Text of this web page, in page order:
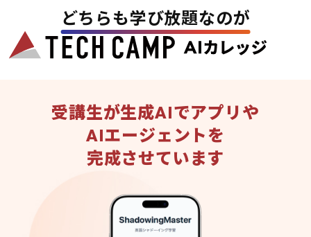
どちらも学び放題なのが
受講生が生成AIでアプリや
AIエージェントを
完成させています